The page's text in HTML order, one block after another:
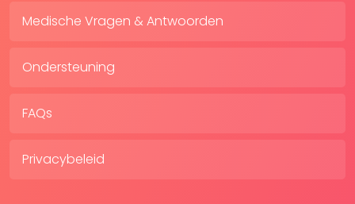
Medische Vragen & Antwoorden
Ondersteuning
FAQs
Privacybeleid